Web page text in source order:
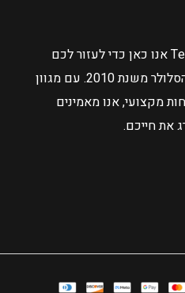
ברוכים הבאים ל TecnoCell.co.il אנו כאן כדי לעזור לכם
לפתור את כל צרכי המחשוב והסלולר משנת 2010. עם מגוון
מקצועי, אנו מאמינים
את חייכם.